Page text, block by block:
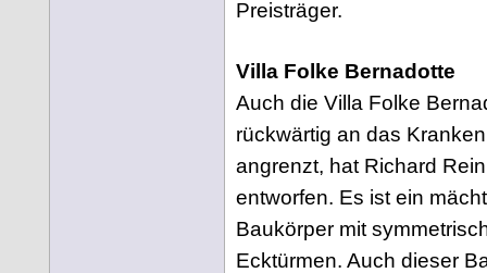
Preisträger.
Villa Folke Bernadotte
Auch die Villa Folke
rückwärtig an das
angrenzt, hat Richard
entworfen. Es ist ein
Baukörper mit
Ecktürmen. Auch dieser